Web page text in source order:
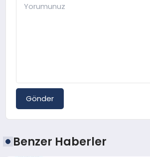
Gönder
Benzer Haberler